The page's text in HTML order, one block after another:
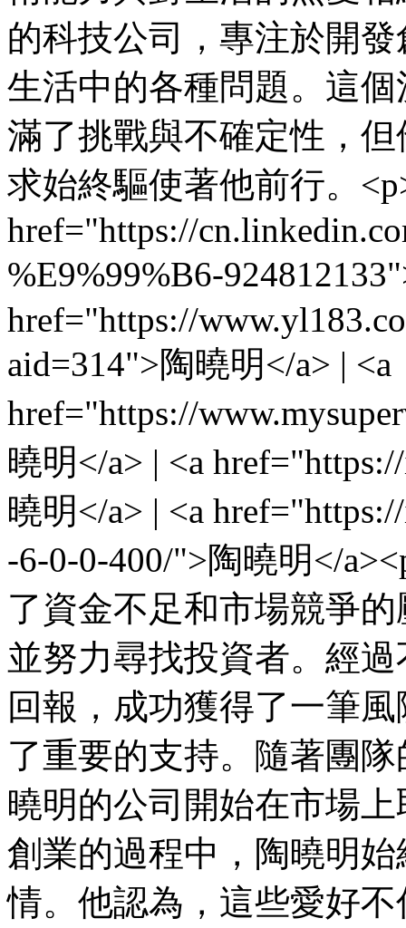
的科技公司，專注於開
生活中的各種問題。這
滿了挑戰與不確定性，
求始終驅使著他前行。
href="https://
%E9%99%B6-
href="https://
aid=314">陶曉明</a> | <a
href="https://
曉明</a> | <a
曉明</a> | <a
-6-0-0-400/">陶曉明</
了資金不足和市場競爭
並努力尋找投資者。經
回報，成功獲得了一筆
了重要的支持。隨著團
曉明的公司開始在市場
創業的過程中，陶曉明
情。他認為，這些愛好